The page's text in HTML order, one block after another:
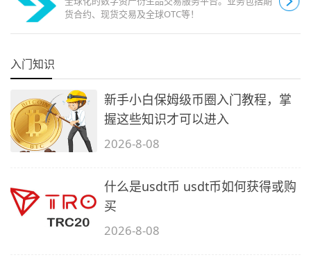
货合约、现货交易及全球OTC等！
入门知识
新手小白保姆级币圈入门教程，掌
握这些知识才可以进入
2026-8-08
什么是usdt币 usdt币如何获得或购
买
2026-8-08